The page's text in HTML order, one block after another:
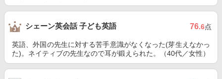
シェーン英会話 子ども英語 76.6点
英語、外国の先生に対する苦手意識がなくなった(芽生えなかっ
た)。ネイティブの先生なので耳が鍛えられた。（40代／女性）